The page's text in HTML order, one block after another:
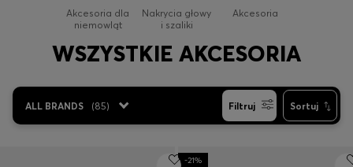
Odkryj
Akcesoria dla
niemowląt
Nakrycia głowy
i szaliki
Akcesoria
WSZYSTKIE AKCESORIA
ALL BRANDS (85) Filtruj Sortuj
-21%